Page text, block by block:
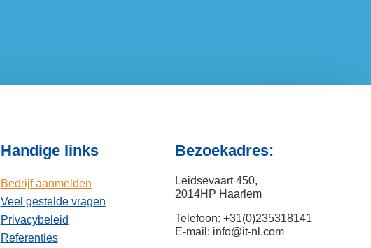
Handige links
Bedrijf aanmelden
Veel gestelde vragen
Privacybeleid
Referenties
Bezoekadres:
Leidsevaart 450,
2014HP Haarlem
Telefoon: +31(0)235318141
E-mail: info@it-nl.com